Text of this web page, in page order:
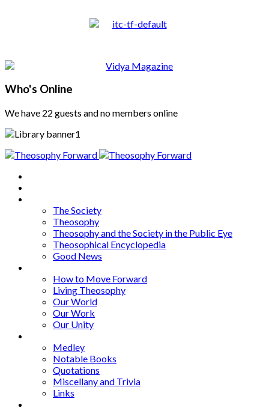
Who's Online
We have 22 guests and no members online
The Society
Theosophy
Theosophy and the Society in the Public Eye
Theosophical Encyclopedia
Good News
How to Move Forward
Living Theosophy
Our World
Our Work
Our Unity
Medley
Notable Books
Quotations
Miscellany and Trivia
Links